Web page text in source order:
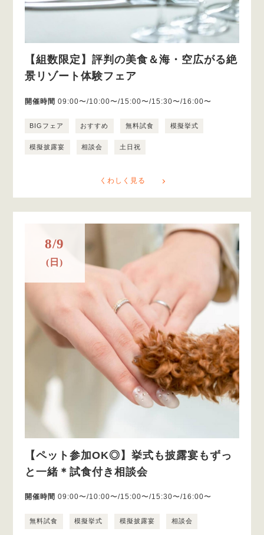
【組数限定】評判の美食＆海・空広がる絶
景リゾート体験フェア
開催時間 09:00〜/10:00〜/15:00〜/15:30〜/16:00〜
BIGフェア おすすめ 無料試食 模擬挙式
模擬披露宴 相談会 土日祝
くわしく見る
8/9
(日)
【ペット参加OK◎】挙式も披露宴もずっ
と一緒＊試食付き相談会
開催時間 09:00〜/10:00〜/15:00〜/15:30〜/16:00〜
無料試食 模擬挙式 模擬披露宴 相談会